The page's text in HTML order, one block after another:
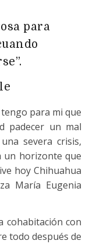
para
para mi que
padecer un mal
severa crisis,
un horizonte que
hoy Chihuahua
María Eugenia
cohabitación con
todo después de